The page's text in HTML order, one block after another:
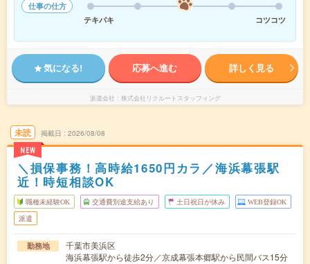
仕事の仕方
テキパキ
コツコツ
気になる! 応募へ進む 詳しく見る
派遣会社 株式会社リクルートスタッフィング
未読
NEW
掲載日 2026/08/08
＼損保事務！高時給1650円カラ／海浜幕張駅
近！時短相談OK
職種未経験OK 交通費別途支給あり 土日祝日が休み WEB登録OK
派遣
勤務地
千葉市美浜区
海浜幕張駅から徒歩2分／京成幕張本郷駅から民間バス15分